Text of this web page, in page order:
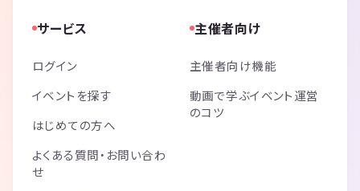
サービス
ログイン
イベントを探す
はじめての方へ
よくある質問・お問い合わ
せ
主催者向け
主催者向け機能
動画で学ぶイベント運営
のコツ